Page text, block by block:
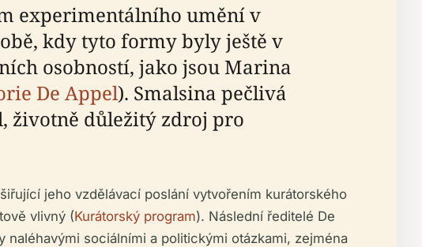
experimentálního umění v
kdy tyto formy byly ještě v
osobností, jako jsou Marina
De Appel). Smalsina pečlivá
životně důležitý zdroj pro
jeho vzdělávací poslání vytvořením kurátorského
vlivný (Kurátorský program). Následní ředitelé De
sociálními a politickými otázkami, zejména